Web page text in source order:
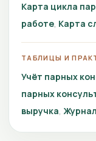
Карта цикла
работе Карта
ТАБЛИЦЫ И
Учёт парных
парных
выручка